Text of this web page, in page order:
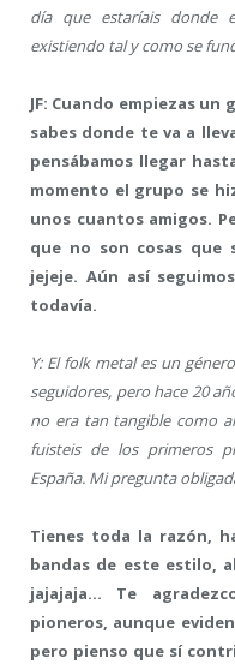
día que estaríais donde
existiendo tal y como se
JF: Cuando empiezas
sabes donde te va a
pensábamos llegar
momento el grupo se
unos cuantos amigos.
que no son cosas que
jejeje. Aún así
todavía.
Y: El folk metal es un
seguidores, pero hace 20
no era tan tangible como
fuisteis de los primeros
España. Mi pregunta
Tienes toda la razón,
bandas de este estilo,
jajajaja… Te
pioneros, aunque
pero pienso que sí